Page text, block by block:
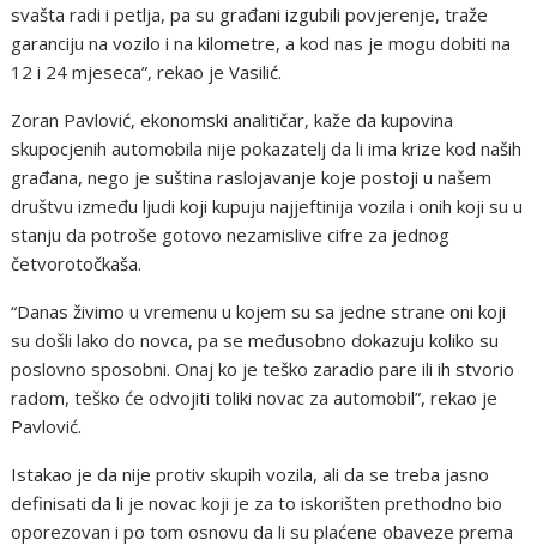
svašta radi i petlja, pa su građani izgubili povjerenje, traže
garanciju na vozilo i na kilometre, a kod nas je mogu dobiti na
12 i 24 mjeseca”, rekao je Vasilić.
Zoran Pavlović, ekonomski analitičar, kaže da kupovina
skupocjenih automobila nije pokazatelj da li ima krize kod naših
građana, nego je suština raslojavanje koje postoji u našem
društvu između ljudi koji kupuju najjeftinija vozila i onih koji su u
stanju da potroše gotovo nezamislive cifre za jednog
četvorotočkaša.
“Danas živimo u vremenu u kojem su sa jedne strane oni koji
su došli lako do novca, pa se međusobno dokazuju koliko su
poslovno sposobni. Onaj ko je teško zaradio pare ili ih stvorio
radom, teško će odvojiti toliki novac za automobil”, rekao je
Pavlović.
Istakao je da nije protiv skupih vozila, ali da se treba jasno
definisati da li je novac koji je za to iskorišten prethodno bio
oporezovan i po tom osnovu da li su plaćene obaveze prema